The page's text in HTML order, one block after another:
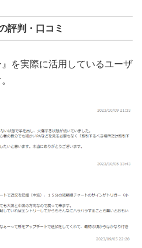
評判・口コミ
』を実際に活用しているユーザ